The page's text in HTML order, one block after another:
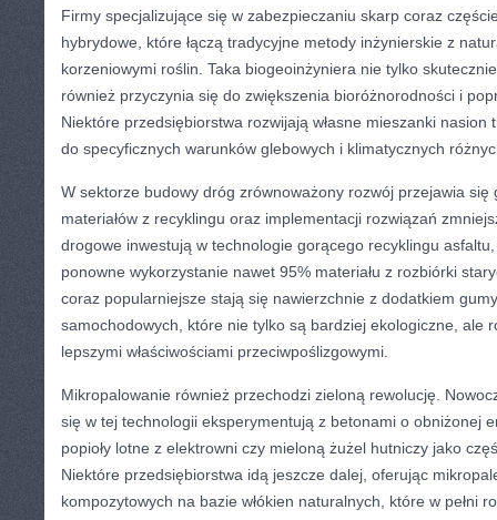
Firmy specjalizujące się w zabezpieczaniu skarp coraz
hybrydowe, które łączą tradycyjne metody inżynierskie z
korzeniowymi roślin. Taka biogeoinżyniera nie tylko
również przyczynia się do zwiększenia bioróżnorodności i
Niektóre przedsiębiorstwa rozwijają własne mieszanki nasion
do specyficznych warunków glebowych i klimatycznych
W sektorze budowy dróg zrównoważony rozwój przejawia się
materiałów z recyklingu oraz implementacji rozwiązań
drogowe inwestują w technologie gorącego recyklingu
ponowne wykorzystanie nawet 95% materiału z rozbiórki
coraz popularniejsze stają się nawierzchnie z dodatkiem
samochodowych, które nie tylko są bardziej ekologiczne, ale
lepszymi właściwościami przeciwpoślizgowymi.
Mikropalowanie również przechodzi zieloną rewolucję.
się w tej technologii eksperymentują z betonami o obniżonej
popioły lotne z elektrowni czy mieloną żużel hutniczy jako
Niektóre przedsiębiorstwa idą jeszcze dalej, oferując
kompozytowych na bazie włókien naturalnych, które w pełni